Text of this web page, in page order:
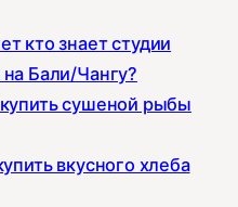
кто знает студии
Бали/Чангу?
сушеной рыбы
вкусного хлеба